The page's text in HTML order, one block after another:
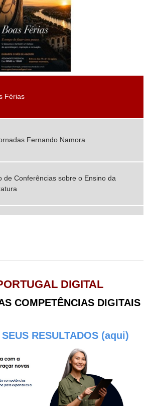
Férias
Fernando Namora
de Conferências sobre o Ensino da
DIGITAL
COMPETÊNCIAS DIGITAIS
RESULTADOS (aqui)